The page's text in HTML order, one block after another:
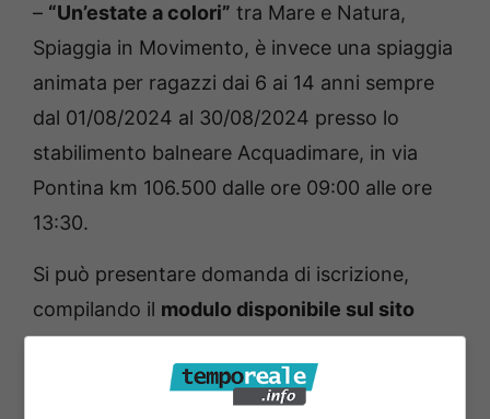
– “Un’estate a colori” tra Mare e Natura,
Spiaggia in Movimento, è invece una spiaggia
animata per ragazzi dai 6 ai 14 anni sempre
dal 01/08/2024 al 30/08/2024 presso lo
stabilimento balneare Acquadimare, in via
Pontina km 106.500 dalle ore 09:00 alle ore
13:30.
Si può presentare domanda di iscrizione,
compilando il modulo disponibile sul sito
istituzionale del Comune di Terracina.Le
domande compilate possono essere inviate